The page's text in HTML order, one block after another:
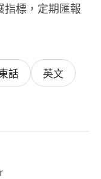
指標，定期匯報
物業管理公司、
港樓宇運作及
談判。
，勤奮上進，善
廣告、媒體或房
話
英文